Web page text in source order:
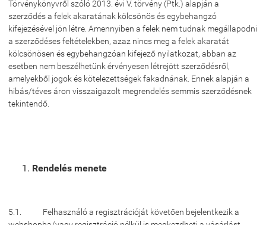
Törvénykönyvről szóló 2013. évi V. törvény (Ptk.) alapján a
szerződés a felek akaratának kölcsönös és egybehangzó
kifejezésével jön létre. Amennyiben a felek nem tudnak megállapodni
a szerződéses feltételekben, azaz nincs meg a felek akaratát
kölcsönösen és egybehangzóan kifejező nyilatkozat, abban az
esetben nem beszélhetünk érvényesen létrejött szerződésről,
amelyekből jogok és kötelezettségek fakadnának. Ennek alapján a
hibás/téves áron visszaigazolt megrendelés semmis szerződésnek
tekintendő.
Rendelés menete
5.1. Felhasználó a regisztrációját követően bejelentkezik a